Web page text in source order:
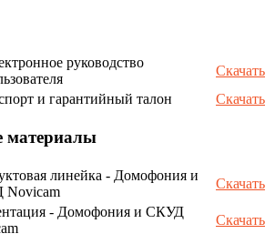
руководство
Скачать
и гарантийный талон Скачать
материалы
линейка - Домофония и
Скачать
- Домофония и СКУД
Скачать